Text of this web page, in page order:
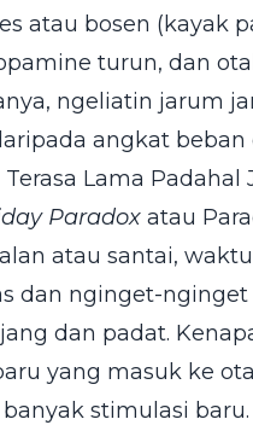
atau bosen (kayak
turun, dan
ngeliatin jarum
angkat beban
Lama Padahal
Paradox atau
atau santai,
dan nginget-
dan padat.
yang masuk ke
stimulasi